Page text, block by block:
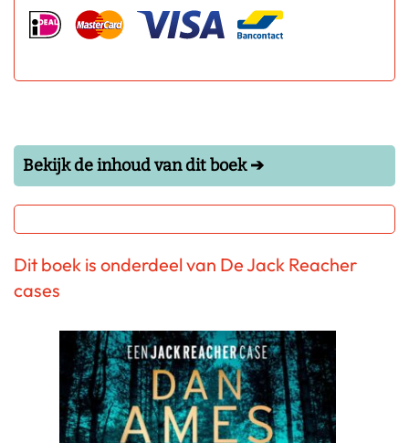
Bekijk de inhoud van dit boek ➔
Dit boek is onderdeel van De Jack Reacher
cases